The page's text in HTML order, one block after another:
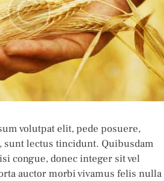
volutpat elit, pede posuere,
lectus tincidunt. Quibusdam
congue, donec integer sit vel
auctor morbi vivamus felis nulla